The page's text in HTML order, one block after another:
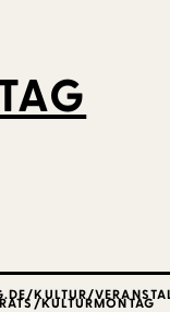
KULTUR/
KULTURMONTAG